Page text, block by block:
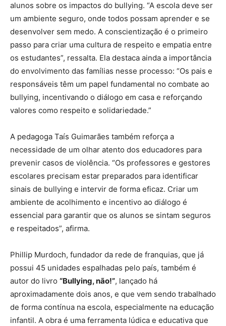
alunos sobre os impactos do bullying. “A escola deve ser
um ambiente seguro, onde todos possam aprender e se
desenvolver sem medo. A conscientização é o primeiro
passo para criar uma cultura de respeito e empatia entre
os estudantes”, ressalta. Ela destaca ainda a importância
do envolvimento das famílias nesse processo: “Os pais e
responsáveis têm um papel fundamental no combate ao
bullying, incentivando o diálogo em casa e reforçando
valores como respeito e solidariedade.”
A pedagoga Taís Guimarães também reforça a
necessidade de um olhar atento dos educadores para
prevenir casos de violência. “Os professores e gestores
escolares precisam estar preparados para identificar
sinais de bullying e intervir de forma eficaz. Criar um
ambiente de acolhimento e incentivo ao diálogo é
essencial para garantir que os alunos se sintam seguros
e respeitados”, afirma.
Phillip Murdoch, fundador da rede de franquias, que já
possui 45 unidades espalhadas pelo país, também é
autor do livro “Bullying, não!”, lançado há
aproximadamente dois anos, e que vem sendo trabalhado
de forma contínua na escola, especialmente na educação
infantil. A obra é uma ferramenta lúdica e educativa que